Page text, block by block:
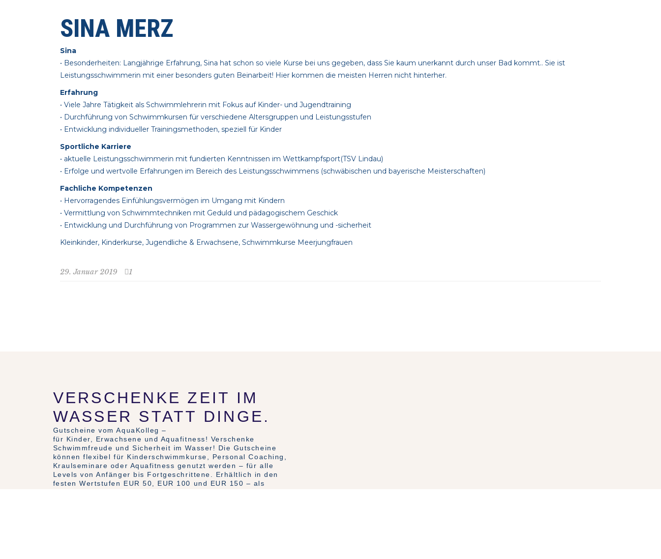
SINA MERZ
Sina
• Besonderheiten: Langjährige Erfahrung, Sina hat schon so viele Kurse bei uns gegeben, dass Sie kaum unerkannt durch unser Bad kommt.. Sie ist
Leistungsschwimmerin mit einer besonders guten Beinarbeit! Hier kommen die meisten Herren nicht hinterher.
Erfahrung
• Viele Jahre Tätigkeit als Schwimmlehrerin mit Fokus auf Kinder- und Jugendtraining
• Durchführung von Schwimmkursen für verschiedene Altersgruppen und Leistungsstufen
• Entwicklung individueller Trainingsmethoden, speziell für Kinder
Sportliche Karriere
• aktuelle Leistungsschwimmerin mit fundierten Kenntnissen im Wettkampfsport(TSV Lindau)
• Erfolge und wertvolle Erfahrungen im Bereich des Leistungsschwimmens (schwäbischen und bayerische Meisterschaften)
Fachliche Kompetenzen
• Hervorragendes Einfühlungsvermögen im Umgang mit Kindern
• Vermittlung von Schwimmtechniken mit Geduld und pädagogischem Geschick
• Entwicklung und Durchführung von Programmen zur Wassergewöhnung und -sicherheit
Kleinkinder, Kinderkurse, Jugendliche & Erwachsene, Schwimmkurse Meerjungfrauen
29. Januar 2019 1
VERSCHENKE ZEIT IM
WASSER STATT DINGE.
Gutscheine vom AquaKolleg –
für Kinder, Erwachsene und Aquafitness! Verschenke
Schwimmfreude und Sicherheit im Wasser! Die Gutscheine
können flexibel für Kinderschwimmkurse, Personal Coaching,
Kraulseminare oder Aquafitness genutzt werden – für alle
Levels von Anfänger bis Fortgeschrittene. Erhältlich in den
festen Wertstufen EUR 50, EUR 100 und EUR 150 – als